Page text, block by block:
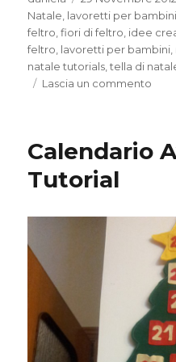
il
Natale, lavoretti per bambini
feltro,fiori di feltro, idee
feltro, lavoretti per bambini,
natale tutorials,tella di
Lascia un commento
Calendario
Tutorial